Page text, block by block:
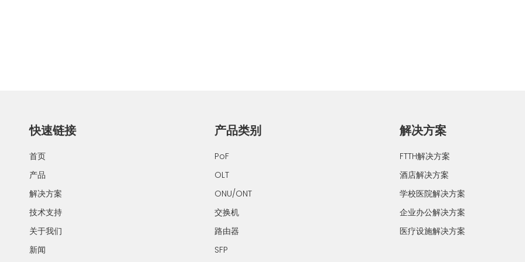
快速链接
首页
产品
解决方案
技术支持
关于我们
新闻
产品类别
PoF
OLT
ONU/ONT
交换机
路由器
SFP
解决方案
FTTH解决方案
酒店解决方案
学校医院解决方案
企业办公解决方案
医疗设施解决方案